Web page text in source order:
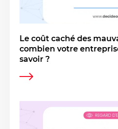
Le coût caché des
combien votre
savoir ?